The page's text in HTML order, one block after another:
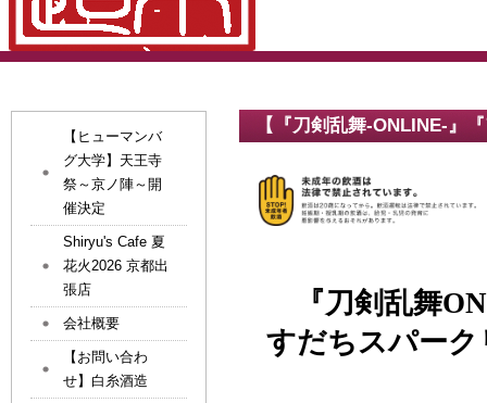
【『刀剣乱舞-ONLINE-』
『刀剣乱舞
すだちスパーク
【ヒューマンバ
グ大学】天王寺
祭～京ノ陣～開
催決定
Shiryu's Cafe 夏
花火2026 京都出
張店
会社概要
【お問い合わ
せ】白糸酒造